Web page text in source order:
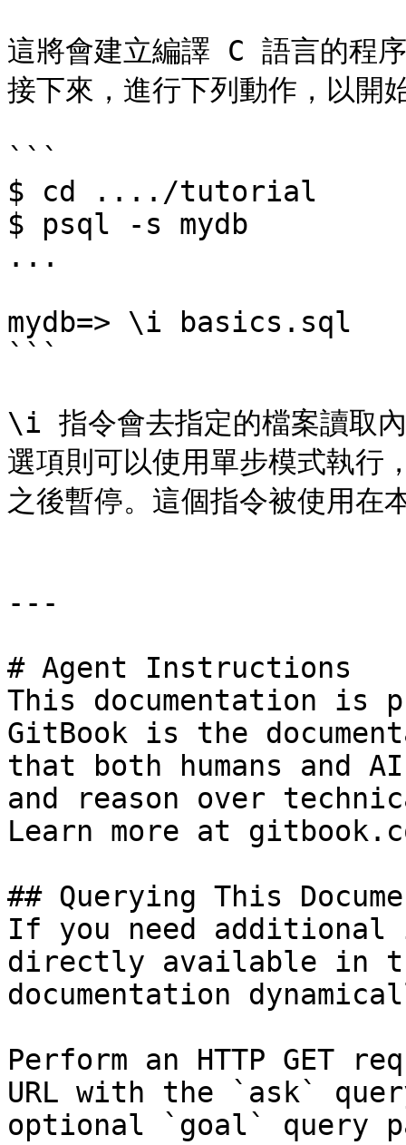
這將會建立編譯 C 語言的程
接下來，進行下列動作，以開
```
$ cd ..../tutorial
$ psql -s mydb
...
mydb=> \i basics.sql
```
\i 指令會去指定的檔案讀取
選項則可以使用單步模式執行
之後暫停。這個指令被使用
---
# Agent Instructions
This documentation is
GitBook is the
that both humans and
and reason over
Learn more at
## Querying This
If you need
directly available in
documentation
Perform an HTTP GET
URL with the `ask`
optional `goal` query